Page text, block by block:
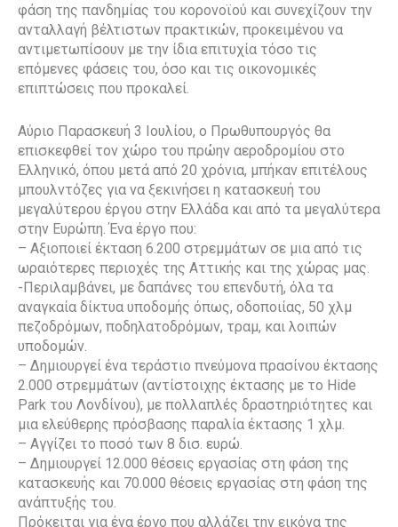
φάση της πανδημίας του κορονοϊού και συνεχίζουν την
ανταλλαγή βέλτιστων πρακτικών, προκειμένου να
αντιμετωπίσουν με την ίδια επιτυχία τόσο τις
επόμενες φάσεις του, όσο και τις οικονομικές
επιπτώσεις που προκαλεί.
Αύριο Παρασκευή 3 Ιουλίου, ο Πρωθυπουργός θα
επισκεφθεί τον χώρο του πρώην αεροδρομίου στο
Ελληνικό, όπου μετά από 20 χρόνια, μπήκαν επιτέλους
μπουλντόζες για να ξεκινήσει η κατασκευή του
μεγαλύτερου έργου στην Ελλάδα και από τα μεγαλύτερα
στην Ευρώπη. Ένα έργο που:
– Αξιοποιεί έκταση 6.200 στρεμμάτων σε μια από τις
ωραιότερες περιοχές της Αττικής και της χώρας μας.
-Περιλαμβάνει, με δαπάνες του επενδυτή, όλα τα
αναγκαία δίκτυα υποδομής όπως, οδοποιίας, 50 χλμ
πεζοδρόμων, ποδηλατοδρόμων, τραμ, και λοιπών
υποδομών.
– Δημιουργεί ένα τεράστιο πνεύμονα πρασίνου έκτασης
2.000 στρεμμάτων (αντίστοιχης έκτασης με το Hide
Park του Λονδίνου), με πολλαπλές δραστηριότητες και
μια ελεύθερης πρόσβασης παραλία έκτασης 1 χλμ.
– Αγγίζει το ποσό των 8 δισ. ευρώ.
– Δημιουργεί 12.000 θέσεις εργασίας στη φάση της
κατασκευής και 70.000 θέσεις εργασίας στη φάση της
ανάπτυξής του.
Πρόκειται για ένα έργο που αλλάζει την εικόνα της